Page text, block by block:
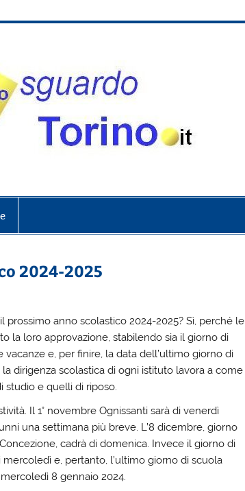
2024-2025
prossimo anno scolastico 2024-2025? Sì, perché le
la loro approvazione, stabilendo sia il giorno di
vacanze e, per finire, la data dell’ultimo giorno di
dirigenza scolastica di ogni istituto lavora a come
studio e quelli di riposo.
Il 1° novembre Ognissanti sarà di venerdì
una settimana più breve. L’8 dicembre, giorno
cadrà di domenica. Invece il giorno di
mercoledì e, pertanto, l’ultimo giorno di scuola
8 gennaio 2024.